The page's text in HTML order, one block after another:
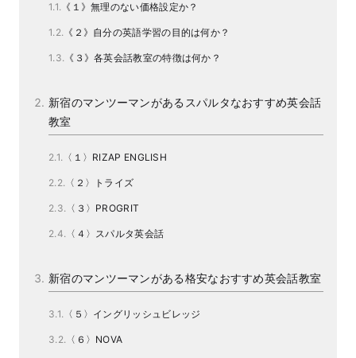
《１》無理のない価格設定か？
《２》自分の英語学習の目的は何か？
《３》各英会話教室の特徴は何か？
新宿のマンツーマンがあるスパルタなおすすめ英会話
教室
〈１〉RIZAP ENGLISH
〈２〉トライズ
〈３〉PROGRIT
〈４〉スパルタ英会話
新宿のマンツーマンがある格安なおすすめ英会話教室
〈５〉イングリッシュビレッジ
〈６〉NOVA